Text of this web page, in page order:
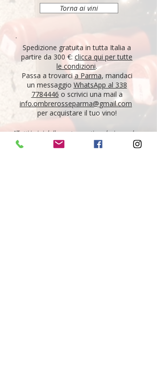
Torna ai vini
Spedizione gratuita in tutta Italia a
partire da 300 €: clicca qui per tutte
le condizioni.
Passa a trovarcia Parma, mandaci
un messaggio WhatsApp al 338
7784446 o scrivici una mail a
info.ombrerosseparma@gmail.com
per acquistare il tuo vino!
"Tutti i vini della nostra cantina derivano da un
lungo percorso di ricerca, iniziato nel 1995 con